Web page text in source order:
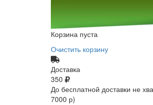
Корзина пуста
Очистить корзину
Доставка
350
До бесплатной доставки не
7000 р)